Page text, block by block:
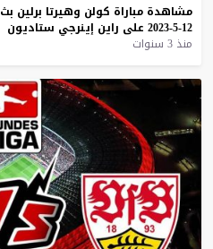
مشاهدة مباراة كولن وهيرتا برلين بث
12-5-2023
على راين إينرجي ستاديون
منذ 3 سنوات